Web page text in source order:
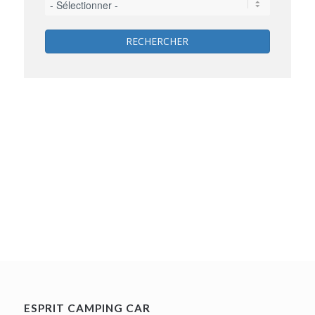
RECHERCHER
ESPRIT CAMPING CAR